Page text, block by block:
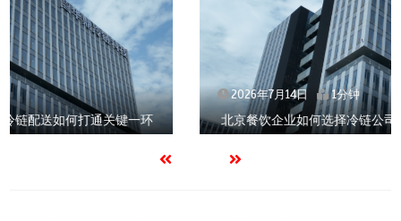
2026年7月14日 1分钟
北京餐饮企业如何选择冷链公司？